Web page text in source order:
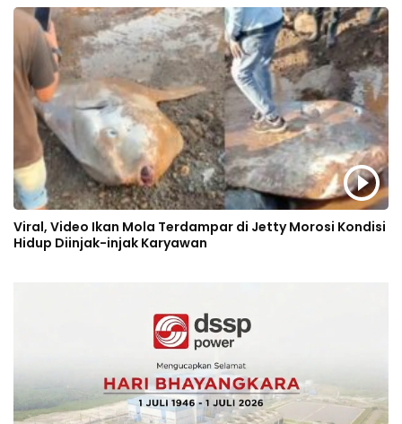
Viral, Video Ikan Mola Terdampar di Jetty Morosi Kondisi
Hidup Diinjak-injak Karyawan